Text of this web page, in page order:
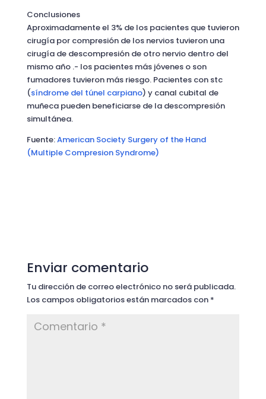
Conclusiones
Aproximadamente el 3% de los pacientes que tuvieron
cirugía por compresión de los nervios tuvieron una
cirugía de descompresión de otro nervio dentro del
mismo año .- los pacientes más jóvenes o son
fumadores tuvieron más riesgo. Pacientes con stc
(síndrome del túnel carpiano) y canal cubital de
muñeca pueden beneficiarse de la descompresión
simultánea.
Fuente:American Society Surgery of the Hand
(Multiple Compresion Syndrome)
Enviar comentario
Tu dirección de correo electrónico no será publicada.
Los campos obligatorios están marcados con *